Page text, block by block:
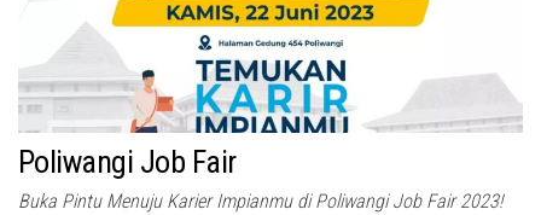
Poliwangi Job Fair
Buka Pintu Menuju Karier Impianmu di Poliwangi Job Fair 2023!